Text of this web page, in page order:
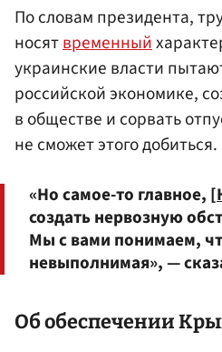
По словам президента,
носятвременный
украинские власти
российской экономике,
в обществе и сорвать
не сможет этого добиться.
«Но самое-то главное, [
создать нервозную
Мы с вами понимаем,
невыполнимая», —
Об обеспечении